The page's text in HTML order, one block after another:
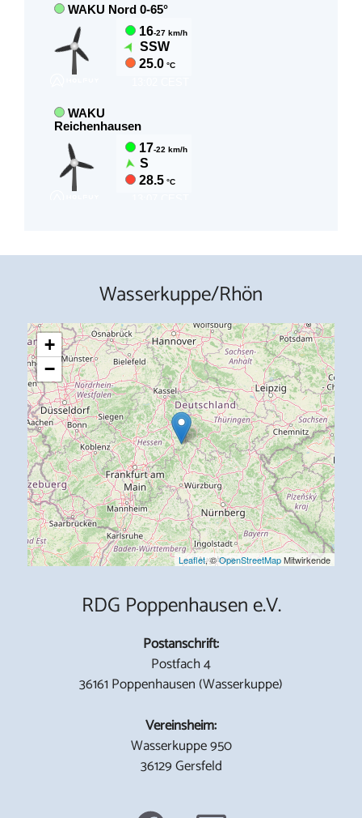
Wasserkuppe/Rhön
+
−
Leaflet, ©OpenStreetMapMitwirkende
RDG Poppenhausen e.V.
Postanschrift:
Postfach 4
36161 Poppenhausen (Wasserkuppe)
Vereinsheim:
Wasserkuppe 950
36129 Gersfeld